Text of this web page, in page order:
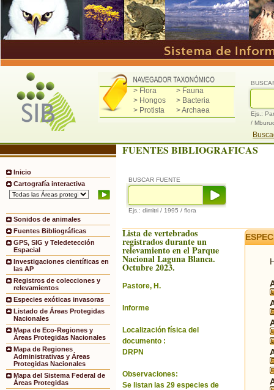
> Flora
> Fauna
> Hongos
> Bacteria
> Protista
> Archaea
Ejs.:
/
Inicio
Cartografía interactiva
Sonidos de animales
Fuentes Bibliográficas
GPS, SIG y Teledetección
Espacial
Investigaciones científicas en
las AP
Registros de colecciones y
relevamientos
Especies exóticas invasoras
Listado de Áreas Protegidas
Nacionales
Mapa de Eco-Regiones y
Áreas Protegidas Nacionales
Mapa de Regiones
Administrativas y Áreas
Protegidas Nacionales
Mapa del Sistema Federal de
Áreas Protegidas
FUENTES BIBLIOGRAFICAS
BUSCAR FUENTE
Ejs.: dimitri / 1995 / flora
Lista de vertebrados
registrados durante un
relevamiento en el Parque
Nacional Laguna Blanca.
Octubre 2023.
Pastore, H.
Informe
Localización física del
documento :
DRPN
Observaciones:
Se listan las 29 especies de